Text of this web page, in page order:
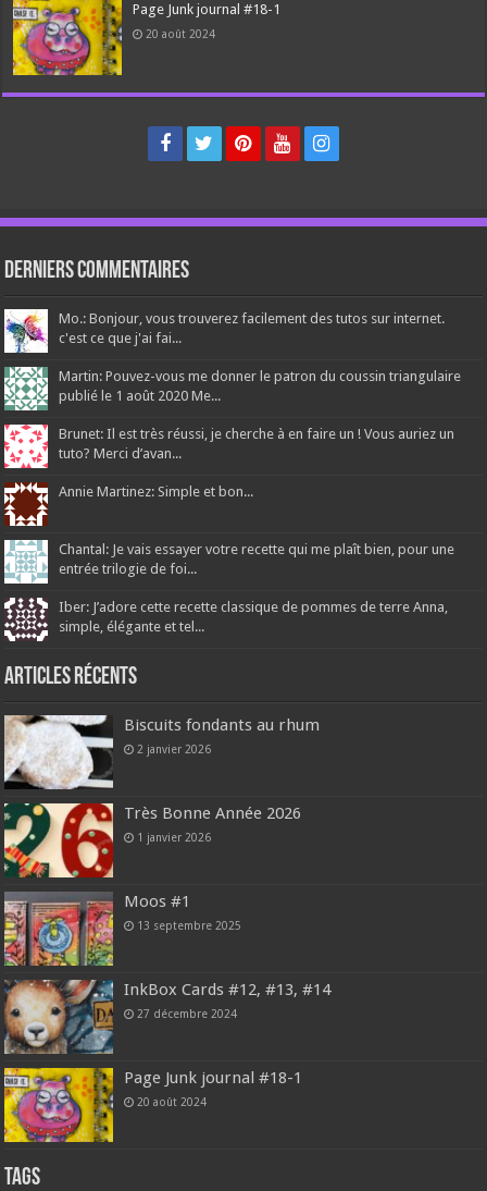
Page Junk journal #18-1
20 août 2024
Derniers Commentaires
Mo.: Bonjour, vous trouverez facilement des tutos sur internet.
c'est ce que j'ai fai...
Martin: Pouvez-vous me donner le patron du coussin triangulaire
publié le 1 août 2020 Me...
Brunet: Il est très réussi, je cherche à en faire un ! Vous auriez un
tuto? Merci d’avan...
Annie Martinez: Simple et bon...
Chantal: Je vais essayer votre recette qui me plaît bien, pour une
entrée trilogie de foi...
Iber: J’adore cette recette classique de pommes de terre Anna,
simple, élégante et tel...
Articles récents
Biscuits fondants au rhum
2 janvier 2026
Très Bonne Année 2026
1 janvier 2026
Moos #1
13 septembre 2025
InkBox Cards #12, #13, #14
27 décembre 2024
Page Junk journal #18-1
20 août 2024
Tags